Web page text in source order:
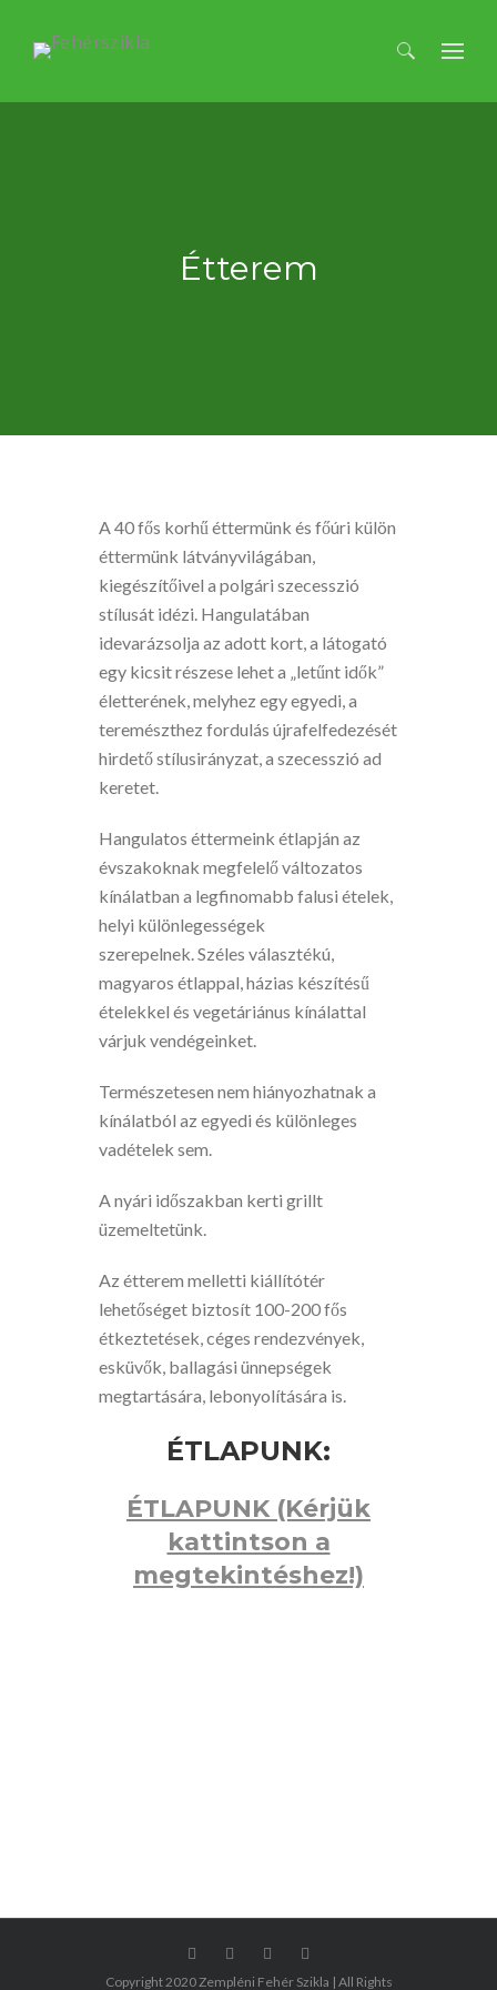
Étterem
A 40 fős korhű éttermünk és főúri külön
éttermünk látványvilágában,
kiegészítőivel a polgári szecesszió
stílusát idézi. Hangulatában
idevarázsolja az adott kort, a látogató
egy kicsit részese lehet a „letűnt idők”
életterének, melyhez egy egyedi, a
teremészthez fordulás újrafelfedezését
hirdető stílusirányzat, a szecesszió ad
keretet.
Hangulatos éttermeink étlapján az
évszakoknak megfelelő változatos
kínálatban a legfinomabb falusi ételek,
helyi különlegességek
szerepelnek. Széles választékú,
magyaros étlappal, házias készítésű
ételekkel és vegetáriánus kínálattal
várjuk vendégeinket.
Természetesen nem hiányozhatnak a
kínálatból az egyedi és különleges
vadételek sem.
A nyári időszakban kerti grillt
üzemeltetünk.
Az étterem melletti kiállítótér
lehetőséget biztosít 100-200 fős
étkeztetések, céges rendezvények,
esküvők, ballagási ünnepségek
megtartására, lebonyolítására is.
ÉTLAPUNK:
ÉTLAPUNK (Kérjük
kattintson a
megtekintéshez!)
Copyright 2020 Zempléni Fehér Szikla | All Rights